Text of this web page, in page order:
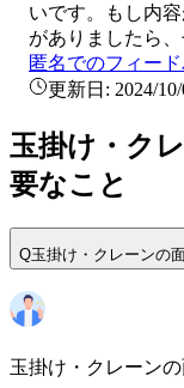
いです。もし内
がありましたら
匿名でのフィー
更新日: 2024/
玉掛け・ク
要なこと
Q玉掛け・クレーンの
玉掛け・クレーンの